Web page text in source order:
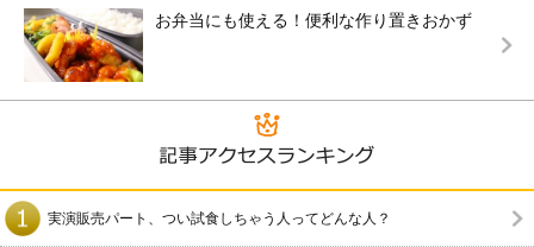
お弁当にも使える！便利な作り置きおかず
実演販売パート、つい試食しちゃう人ってどんな人？